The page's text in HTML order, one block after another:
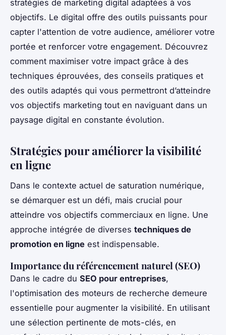
stratégies de marketing digital adaptées à vos
objectifs. Le digital offre des outils puissants pour
capter l'attention de votre audience, améliorer votre
portée et renforcer votre engagement. Découvrez
comment maximiser votre impact grâce à des
techniques éprouvées, des conseils pratiques et
des outils adaptés qui vous permettront d’atteindre
vos objectifs marketing tout en naviguant dans un
paysage digital en constante évolution.
Stratégies pour améliorer la visibilité
en ligne
Dans le contexte actuel de saturation numérique,
se démarquer est un défi, mais crucial pour
atteindre vos objectifs commerciaux en ligne. Une
approche intégrée de diverses techniques de
promotion en ligne est indispensable.
Importance du référencement naturel (SEO)
Dans le cadre du SEO pour entreprises,
l'optimisation des moteurs de recherche demeure
essentielle pour augmenter la visibilité. En utilisant
une sélection pertinente de mots-clés, en